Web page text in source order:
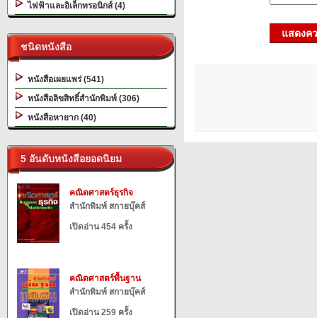
ไฟฟ้าและอิเล็กทรอนิกส์ (4)
ชนิดหนังสือ
หนังสือเผยแพร่ (541)
หนังสือลิขสิทธิ์สำนักพิมพ์ (306)
หนังสือหายาก (40)
5 อันดับหนังสือยอดนิยม
คณิตศาสตร์ธุรกิจ
สำนักพิมพ์ สกายบุ๊คส์
เปิดอ่าน 454 ครั้ง
คณิตศาสตร์พื้นฐาน
สำนักพิมพ์ สกายบุ๊คส์
เปิดอ่าน 259 ครั้ง
แสดงค